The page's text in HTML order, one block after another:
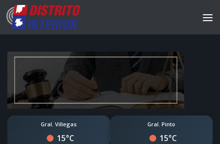
Gral. Villegas
15°C
Gral. Pinto
15°C